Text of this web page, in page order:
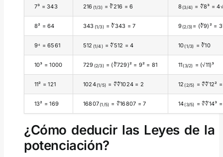
7³ = 343 216 (1/3) = ∛216 = 6 8 (3/4) = ∜8³ =
8² = 64 343 (1/3) = ∛343 = 7 9(2/3)= (∛9)² =
9⁴ = 6561 512 (1/4) = ∜512 = 4 10(1/3) = ∛10
10³ = 1000 729 (2/3) = (∛729)² = 9² = 81 11(3/2) = (√11)³
11² = 121 1024(1/5) = ∜∜1024 = 2 12 (2/5) = ∜∜12²
13² = 169 16807(1/5) = ∜16807 = 7 14(3/5) = ∜∜14³
¿Cómo deducir las Leyes de la
potenciación?